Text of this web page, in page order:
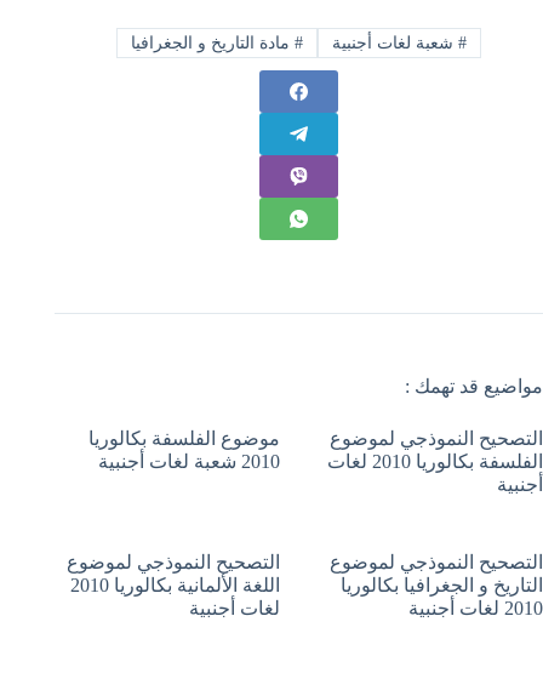
# شعبة لغات أجنبية #مادة التاريخ و الجغرافيا
مواضيع قد تهمك :
التصحيح النموذجي لموضوع
الفلسفة بكالوريا 2010 لغات
أجنبية
موضوع الفلسفة بكالوريا
2010 شعبة لغات أجنبية
التصحيح النموذجي لموضوع
التاريخ و الجغرافيا بكالوريا
2010 لغات أجنبية
التصحيح النموذجي لموضوع
اللغة الألمانية بكالوريا 2010
لغات أجنبية